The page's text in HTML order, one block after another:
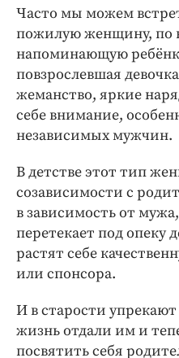
Часто мы можем
пожилую женщину, по
напоминающую
повзрослевшая
жеманство, яркие
себе внимание,
независимых мужчин.
В детстве этот тип
созависимости с
в зависимость от
перетекает под опеку
растят себе
или спонсора.
И в старости
жизнь отдали им и
посвятить себя